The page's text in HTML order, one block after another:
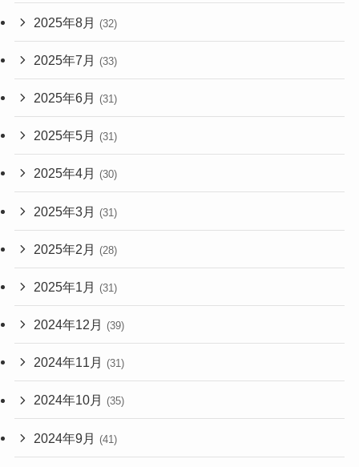
2025年8月 (32)
2025年7月 (33)
2025年6月 (31)
2025年5月 (31)
2025年4月 (30)
2025年3月 (31)
2025年2月 (28)
2025年1月 (31)
2024年12月 (39)
2024年11月 (31)
2024年10月 (35)
2024年9月 (41)